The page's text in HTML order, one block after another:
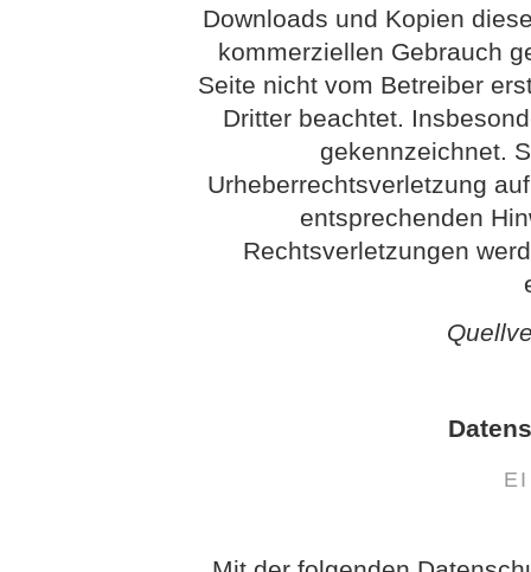
Downloads und Kopien
kommerziellen Gebrauch
Seite nicht vom Betreiber
Dritter beachtet.
gekennzeichnet.
Urheberrechtsverletzung
entsprechenden
Rechtsverletzungen